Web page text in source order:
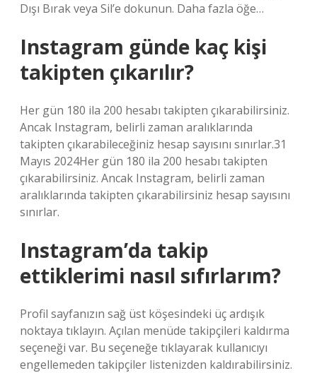
Dışı Bırak veya Sil’e dokunun. Daha fazla öğe…
Instagram günde kaç kişi
takipten çıkarılır?
Her gün 180 ila 200 hesabı takipten çıkarabilirsiniz.
Ancak Instagram, belirli zaman aralıklarında
takipten çıkarabileceğiniz hesap sayısını sınırlar.31
Mayıs 2024Her gün 180 ila 200 hesabı takipten
çıkarabilirsiniz. Ancak Instagram, belirli zaman
aralıklarında takipten çıkarabilirsiniz hesap sayısını
sınırlar.
Instagram’da takip
ettiklerimi nasıl sıfırlarım?
Profil sayfanızın sağ üst köşesindeki üç ardışık
noktaya tıklayın. Açılan menüde takipçileri kaldırma
seçeneği var. Bu seçeneğe tıklayarak kullanıcıyı
engellemeden takipçiler listenizden kaldırabilirsiniz.